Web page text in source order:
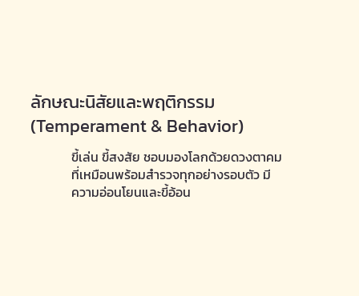
ลักษณะนิสัยและพฤติกรรม
(Temperament & Behavior)
ขี้เล่น ขี้สงสัย ชอบมองโลกด้วยดวงตาคม
ที่เหมือนพร้อมสำรวจทุกอย่างรอบตัว มี
ความอ่อนโยนและขี้อ้อน